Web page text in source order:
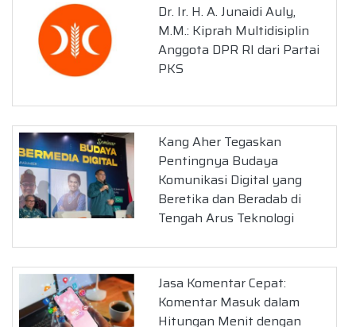
Dr. Ir. H. A. Junaidi Auly,
M.M.: Kiprah Multidisiplin
Anggota DPR RI dari Partai
PKS
Kang Aher Tegaskan
Pentingnya Budaya
Komunikasi Digital yang
Beretika dan Beradab di
Tengah Arus Teknologi
Jasa Komentar Cepat:
Komentar Masuk dalam
Hitungan Menit dengan